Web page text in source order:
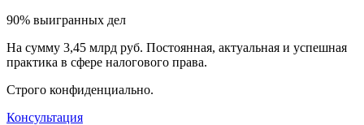
90% выигранных дел
На сумму 3,45 млрд руб. Постоянная, актуальная и успешная
практика в сфере налогового права.
Строго конфиденциально.
Консультация